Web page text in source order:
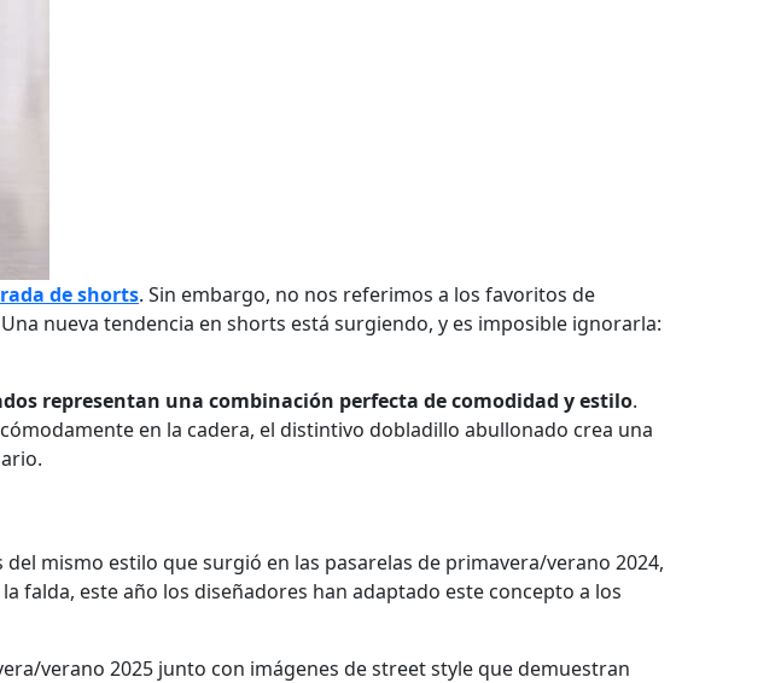
de shorts. Sin embargo, no nos referimos a los favoritos de
nueva tendencia en shorts está surgiendo, y es imposible ignorarla:
representan una combinación perfecta de comodidad y estilo.
en la cadera, el distintivo dobladillo abullonado crea una
mismo estilo que surgió en las pasarelas de primavera/verano 2024,
falda, este año los diseñadores han adaptado este concepto a los
verano 2025 junto con imágenes de street style que demuestran